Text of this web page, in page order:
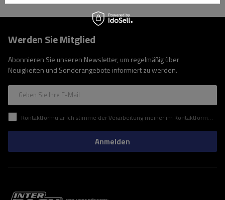
Werden Sie Mitglied
Abonnieren Sie unseren Newsletter, um regelmäßig über
Neuigkeiten und Sonderangebote informiert zu werden.
Geben Sie Ihre E-Mail
Kontaktformular Ich stimme der Verarbeitung meiner im Kontaktformular enthaltenen personenbezogenen Daten gemäß der Verordnung (EU) des Europäischen Parlaments und des Rates zu.
Anmelden